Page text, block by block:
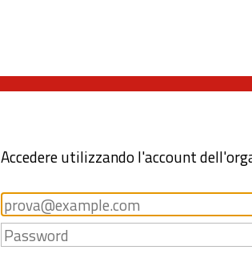
Accedere utilizzando l'account